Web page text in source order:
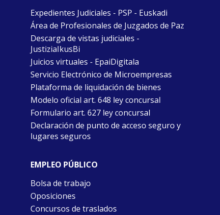
Expedientes Judiciales - PSP - Euskadi
Área de Profesionales de Juzgados de Paz
Descarga de vistas judiciales -
JustiziaIkusBi
Juicios virtuales - EpaiDigitala
Servicio Electrónico de Microempresas
Plataforma de liquidación de bienes
Modelo oficial art. 648 ley concursal
Formulario art. 627 ley concursal
Declaración de punto de acceso seguro y
lugares seguros
EMPLEO PÚBLICO
Bolsa de trabajo
Oposiciones
Concursos de traslados